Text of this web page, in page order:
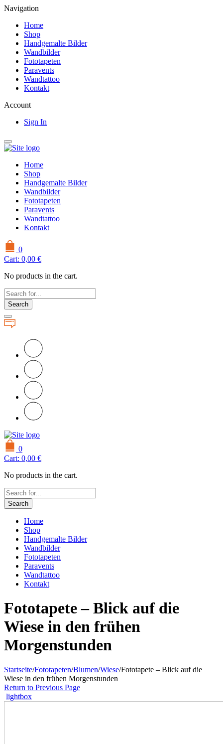
Navigation
Home
Shop
Handgemalte Bilder
Wandbilder
Fototapeten
Paravents
Wandtattoo
Kontakt
Account
Sign In
Home
Shop
Handgemalte Bilder
Wandbilder
Fototapeten
Paravents
Wandtattoo
Kontakt
0
Cart: 0,00 €
No products in the cart.
Search
0
Cart: 0,00 €
No products in the cart.
Search
Home
Shop
Handgemalte Bilder
Wandbilder
Fototapeten
Paravents
Wandtattoo
Kontakt
Fototapete – Blick auf die
Wiese in den frühen
Morgenstunden
Startseite/Fototapeten/Blumen/Wiese/Fototapete – Blick auf die
Wiese in den frühen Morgenstunden
Return to Previous Page
lightbox